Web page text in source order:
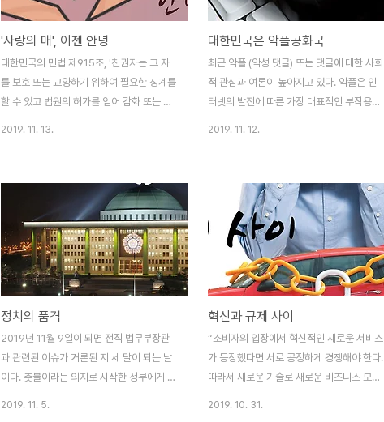
'사랑의 매', 이젠 안녕
대한민국의 민법 제915조, '친권자는 그 자
를 보호 또는 교양하기 위하여 필요한 징계를
할 수 있고 법원의 허가를 얻어 감화 또는 교
을 금한다는 이야기, 즉 친권자의 징계권에
범위에서 체벌을 제외한다는 것이다. 사랑의
매, 이 정의를 어떻게 내려야 할까. 어디까지
가 적당한 체벌이고, 어디서부터는 폭력인지
단정 짓기가 매우 모호하다. 어느 강도로, 얼
마큼, 무엇으로 때려야 하는지 정해져 있지도
않고, 정하기에도 애매한 부분이다. 이는 가
정폭력으로 이어지기 매우 쉬운 경계선에 놓
여있다. 부모가 아이를 때리는 것을 훈육의
방식이라고 생..
2019. 11. 13.
대한민국은 악플공화국
최근 악플 (악성 댓글) 또는 댓글에 대한 사회
적 관심과 여론이 높아지고 있다. 악플은 인
터넷의 발전에 따른 가장 대표적인 부작용으
제 도입, 악플 금지법 제정 등 여러 가지 방안
을 요구하는 사람들의 목소리도 점점 커지고
있다. 무심코 악플러들이 써 내려간 부정적인
댓글은 특히 연예인들을 고통스럽게 한다. 악
플러를 고소하는 연예인도 부쩍 늘었고 스스
로 유명을 달리한 연예인들은 한 번씩 이 악
성 댓글로 인해 정신적인 피해를 받은 적이
있다고 한다. 연예인이 아닌 일반인인 우리는
누가 조금이라도 비난을 하면 상처받기 쉽고
특히 필자는 그 비..
2019. 11. 12.
정치의 품격
2019년 11월 9일이 되면 전직 법무부장관
과 관련된 이슈가 거론된 지 세 달이 되는 날
이다. 촛불이라는 의지로 시작한 정부에게 우
2019. 11. 5.
혁신과 규제 사이
“소비자의 입장에서 혁신적인 새로운 서비스
가 등장했다면 서로 공정하게 경쟁해야 한다.
따라서 새로운 기술로 새로운 비즈니스 모델
2019. 10. 31.